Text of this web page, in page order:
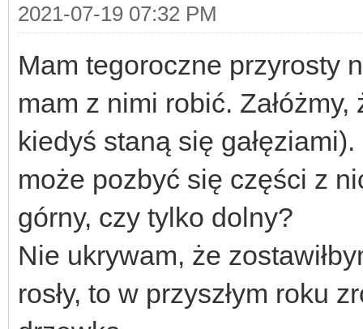
2021-07-19 07:32 PM
Mam tegoroczne przyrosty
mam z nimi robić.
kiedyś staną się
może pozbyć się części z
górny, czy tylko dolny?
Nie ukrywam, że
rosły, to w przyszłym roku